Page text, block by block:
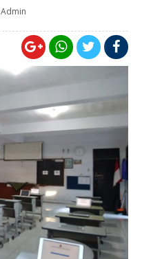
Admin